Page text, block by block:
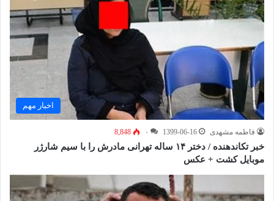
اخبار مهم
فاطمه مشهدی 1399-06-16 ۰ 8,848
خبر تکاندهنده / دختر ۱۴ ساله تهرانی مادرش را با سیم شارژر
موبایل کشت + عکس